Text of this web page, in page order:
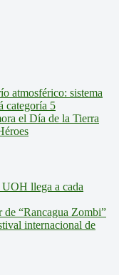
atmosférico: sistema
categoría 5
el Día de la Tierra
llega a cada
de “Rancagua Zombi”
internacional de